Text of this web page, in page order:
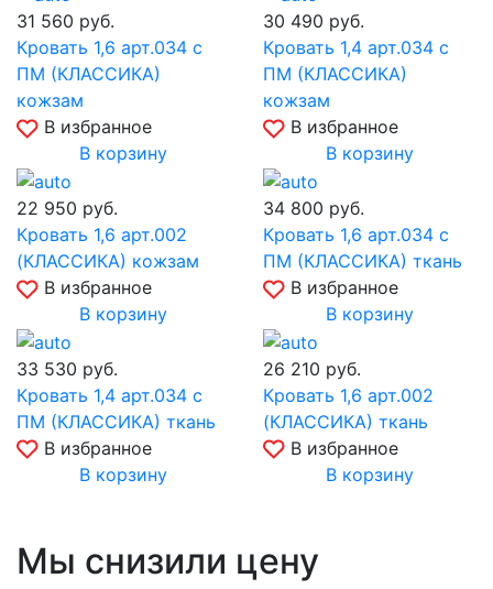
31 560 руб.
Кровать 1,6 арт.034 с
ПМ (КЛАССИКА)
кожзам
В избранное
В корзину
30 490 руб.
Кровать 1,4 арт.034 с
ПМ (КЛАССИКА)
кожзам
В избранное
В корзину
22 950 руб.
Кровать 1,6 арт.002
(КЛАССИКА) кожзам
В избранное
В корзину
34 800 руб.
Кровать 1,6 арт.034 с
ПМ (КЛАССИКА) ткань
В избранное
В корзину
33 530 руб.
Кровать 1,4 арт.034 с
ПМ (КЛАССИКА) ткань
В избранное
В корзину
26 210 руб.
Кровать 1,6 арт.002
(КЛАССИКА) ткань
В избранное
В корзину
Мы снизили цену